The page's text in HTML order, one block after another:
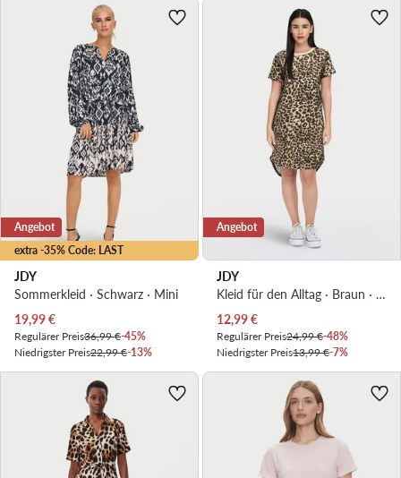
extra -35% Code: LAST
Angebot
JDY
Sommerkleid · Schwarz · Mini
Aktueller Preis
19,99€
Regulärer Preis36,99 €-45%
Niedrigster Preis22,99 €-13%
Angebot
JDY
Kleid für den Alltag · Braun · Mini
Aktueller Preis
12,99€
Regulärer Preis24,99 €-48%
Niedrigster Preis13,99 €-7%